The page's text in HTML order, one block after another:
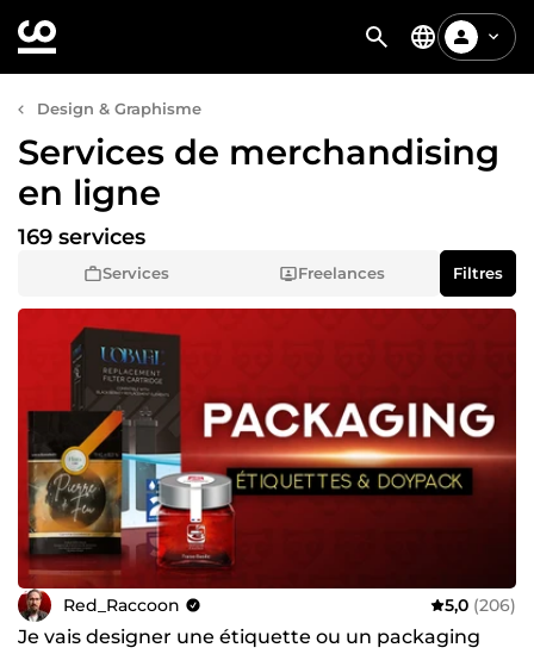
Design & Graphisme
Services de merchandising
en ligne
Services Freelances
169 services
Filtres
Red_Raccoon 5,0 (206)
Je vais designer une étiquette ou un packaging